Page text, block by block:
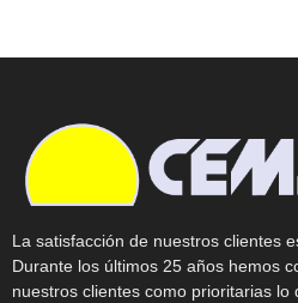
La satisfacción de nuestros clientes
Durante los últimos 25 años hemos
nuestros clientes como prioritarias lo